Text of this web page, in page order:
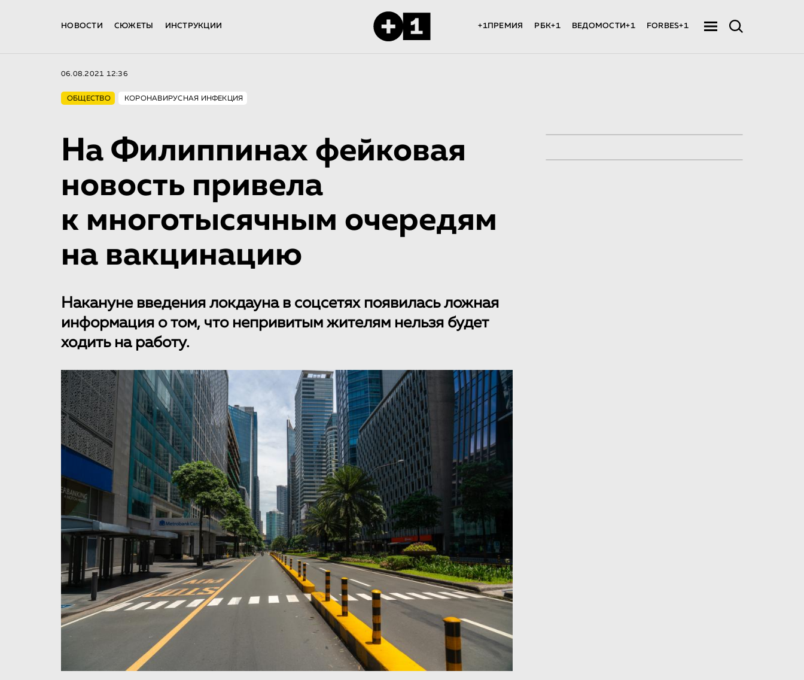
НОВОСТИ СЮЖЕТЫ ИНСТРУКЦИИ +1ПРЕМИЯ РБК+1 ВЕДОМОСТИ+1 FORBES+1
06.08.2021 12:36
ОБЩЕСТВО КОРОНАВИРУСНАЯ ИНФЕКЦИЯ
На Филиппинах фейковая
новость привела
к многотысячным очередям
на вакцинацию
Накануне введения локдауна в соцсетях появилась ложная
информация о том, что непривитым жителям нельзя будет
ходить на работу.